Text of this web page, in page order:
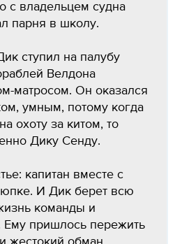
с владельцем судна
парня в школу.
ступил на палубу
Велдона
матросом. Он оказался
умным, потому когда
охоту за китом, то
Дику Сенду.
капитан вместе с
И Дик берет всю
команды и
Ему пришлось пережить